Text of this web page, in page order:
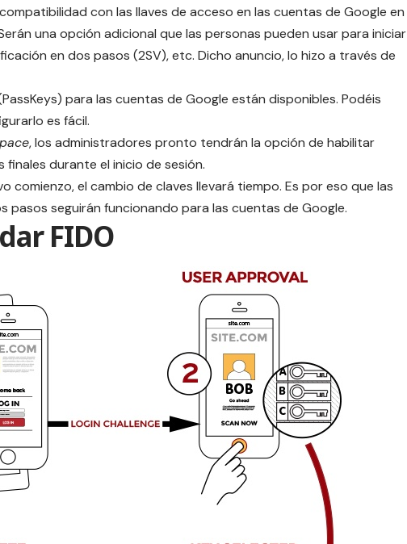
con las llaves de acceso en las cuentas de Google en
una opción adicional que las personas pueden usar para iniciar
en dos pasos (2SV), etc. Dicho anuncio, lo hizo a través de
para las cuentas de Google están disponibles. Podéis
es fácil.
, los administradores pronto tendrán la opción de habilitar
durante el inicio de sesión.
comienzo, el cambio de claves llevará tiempo. Es por eso que las
pasos seguirán funcionando para las cuentas de Google.
FIDO